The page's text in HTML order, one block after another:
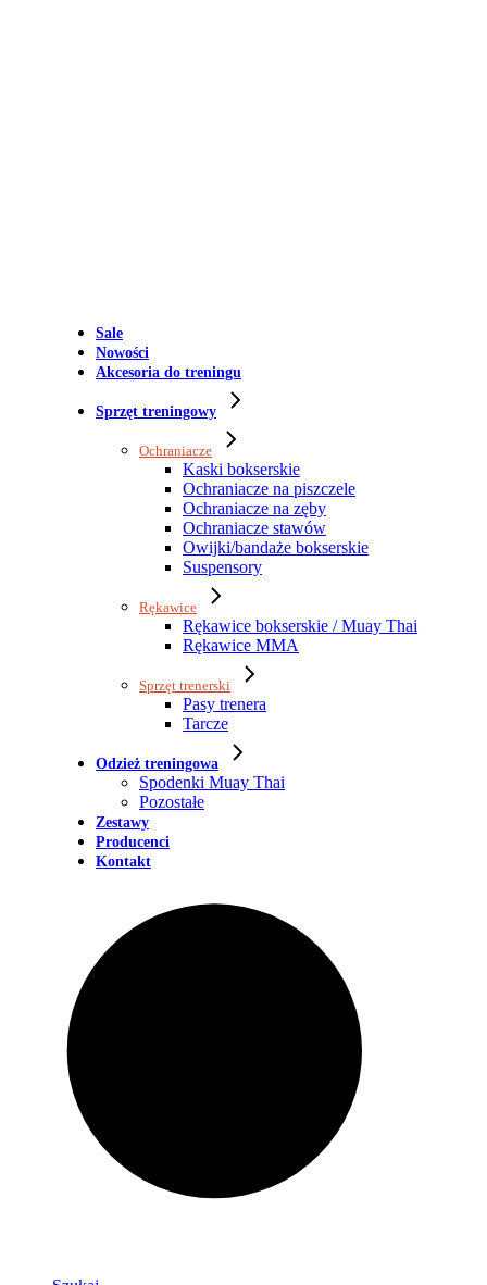
Sale
Nowości
Akcesoria do treningu
Sprzęt treningowy
Ochraniacze
Kaski bokserskie
Ochraniacze na piszczele
Ochraniacze na zęby
Ochraniacze stawów
Owijki/bandaże bokserskie
Suspensory
Rękawice
Rękawice bokserskie / Muay Thai
Rękawice MMA
Sprzęt trenerski
Pasy trenera
Tarcze
Odzież treningowa
Spodenki Muay Thai
Pozostałe
Zestawy
Producenci
Kontakt